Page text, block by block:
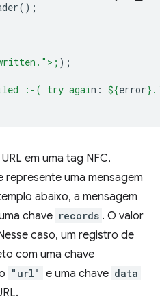
();
written.">; );
:-( try again: ${error}
em uma tag NFC,
uma mensagem
abaixo, a mensagem
chave records . O valor
caso, um registro de
com uma chave
"url" e uma chave data